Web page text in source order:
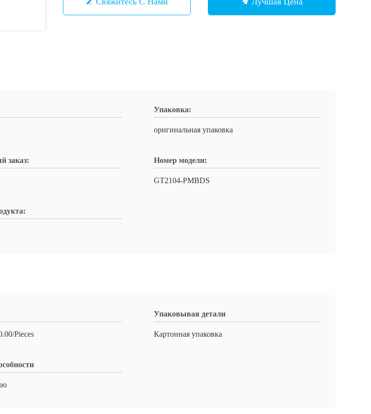
Упаковка:
оригинальная упаковка
заказ: Номер модели:
GT2104-PMBDS
Pieces
Упаковывая детали
Картонная упаковка